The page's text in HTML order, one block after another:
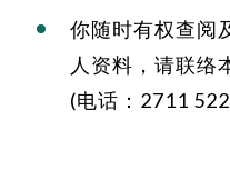
你随时有权查阅
人资料，请联络
(电话：2711